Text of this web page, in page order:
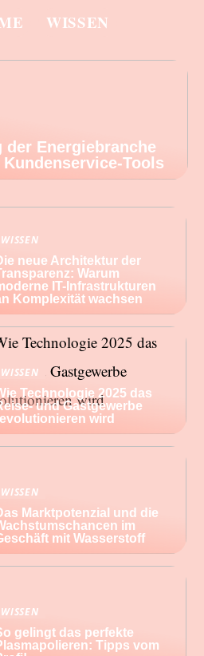
WISSEN
Energiebranche
Tools
WISSEN
neue Architektur der
Warum
IT-Infrastrukturen
Komplexität wachsen
WISSEN
Technologie 2025 das
und Gastgewerbe
wird
WISSEN
Marktpotenzial und die
im
mit Wasserstoff
WISSEN
gelingt das perfekte
Tipps vom